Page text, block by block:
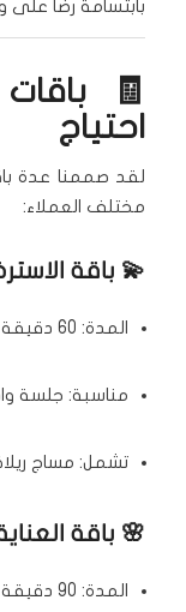
بابتسامة رضا
🧾
احتياج
لقد صممنا عدة
مختلف العملاء:
💫 باقة
المدة: 60 دقيقة
مناسبة: جلسة
تشمل: مساج
🌸 باقة
المدة: 90 دقيقة